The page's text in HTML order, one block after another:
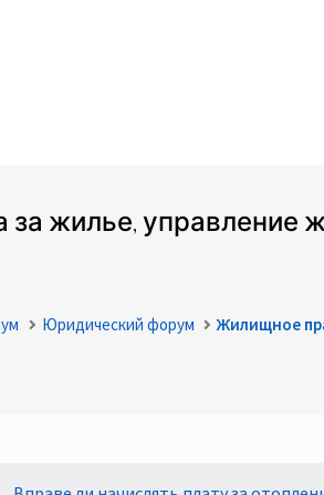
за жилье,
Юридический форум Жилищное